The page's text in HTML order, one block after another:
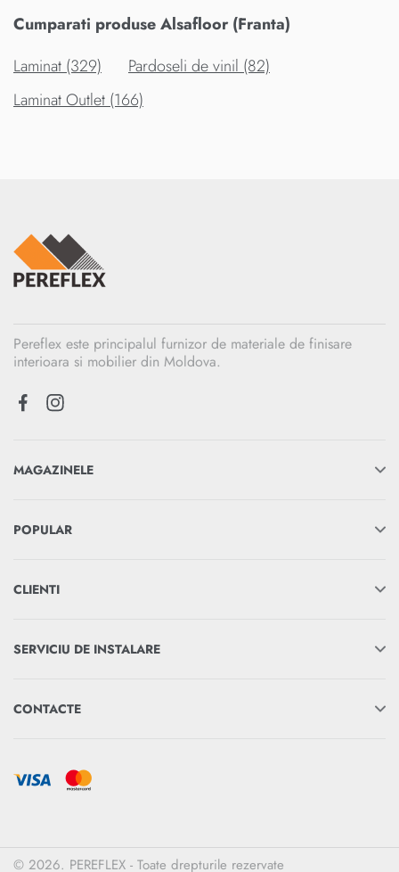
Cumparati produse Alsafloor (Franta)
Laminat (329)
Pardoseli de vinil (82)
Laminat Outlet (166)
Pereflex este principalul furnizor de materiale de finisare
interioara si mobilier din Moldova.
MAGAZINELE
POPULAR
CLIENTI
SERVICIU DE INSTALARE
CONTACTE
© 2026. PEREFLEX - Toate drepturile rezervate